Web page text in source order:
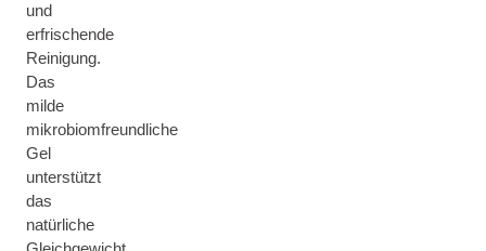
und
erfrischende
Reinigung.
Das
milde
mikrobiomfreundliche
Gel
unterstützt
das
natürliche